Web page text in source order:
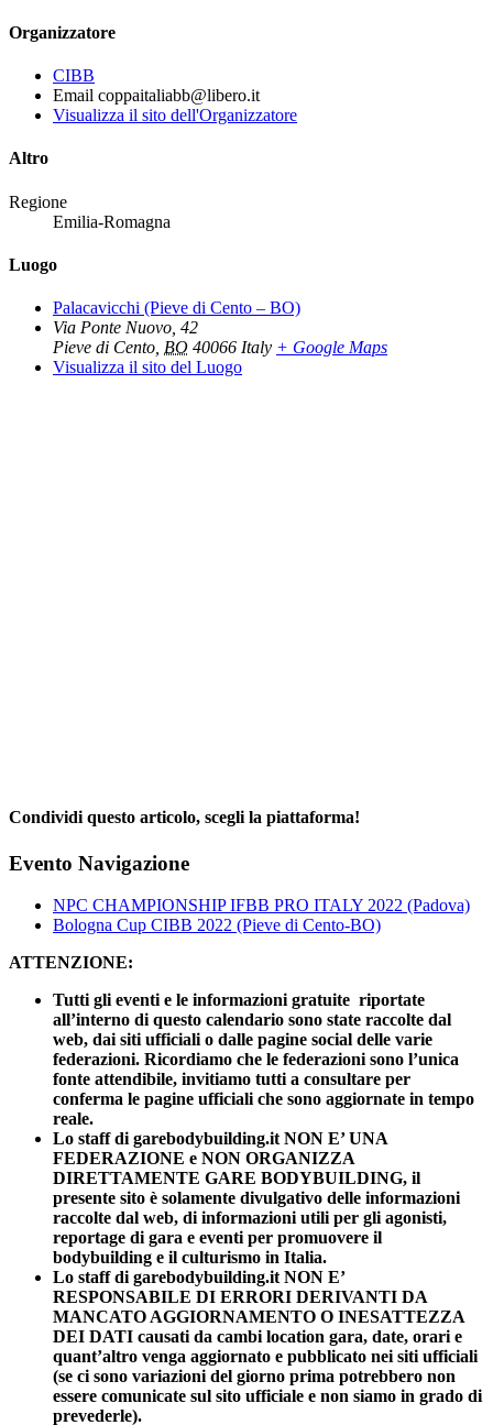
Organizzatore
CIBB
Email coppaitaliabb@libero.it
Visualizza il sito dell'Organizzatore
Altro
Regione
Emilia-Romagna
Luogo
Palacavicchi (Pieve di Cento – BO)
Via Ponte Nuovo, 42
Pieve di Cento BO 40066 Italy + Google Maps
Visualizza il sito del Luogo
Condividi questo articolo, scegli la piattaforma!
Facebook
X
Reddit
LinkedIn
WhatsApp
Telegram
Tumblr
Pinterest
Email
Evento Navigazione
NPC CHAMPIONSHIP IFBB PRO ITALY 2022 (Padova)
Bologna Cup CIBB 2022 (Pieve di Cento-BO)
ATTENZIONE:
Tutti gli eventi e le informazioni gratuite riportate
all’interno di questo calendario sono state raccolte dal
web, dai siti ufficiali o dalle pagine social delle varie
federazioni. Ricordiamo che le federazioni sono l’unica
fonte attendibile, invitiamo tutti a consultare per
conferma le pagine ufficiali che sono aggiornate in tempo
reale.
Lo staff di garebodybuilding.it NON E’ UNA
FEDERAZIONE e NON ORGANIZZA
DIRETTAMENTE GARE BODYBUILDING, il
presente sito è solamente divulgativo delle informazioni
raccolte dal web, di informazioni utili per gli agonisti,
reportage di gara e eventi per promuovere il
bodybuilding e il culturismo in Italia.
Lo staff di garebodybuilding.it NON E’
RESPONSABILE DI ERRORI DERIVANTI DA
MANCATO AGGIORNAMENTO O INESATTEZZA
DEI DATI causati da cambi location gara, date, orari e
quant’altro venga aggiornato e pubblicato nei siti ufficiali
(se ci sono variazioni del giorno prima potrebbero non
essere comunicate sul sito ufficiale e non siamo in grado di
prevederle).